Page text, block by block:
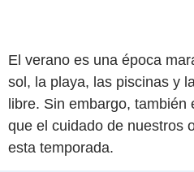
El verano es una época
sol, la playa, las piscinas y
libre. Sin embargo,
que el cuidado de nuestros
esta temporada.